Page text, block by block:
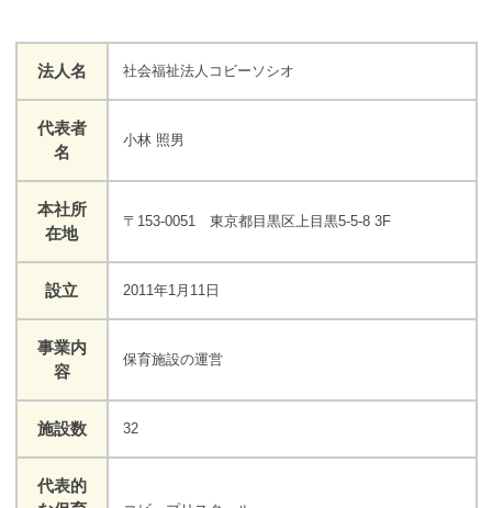
法人名 社会福祉法人コビーソシオ
代表者
名
小林 照男
本社所
在地
〒153-0051 東京都目黒区上目黒5-5-8 3F
設立 2011年1月11日
事業内
容
保育施設の運営
施設数 32
代表的